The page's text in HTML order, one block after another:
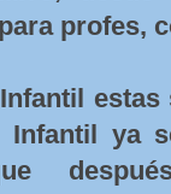
profes,
Infantil ya